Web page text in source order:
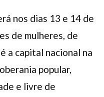
nos dias 13 e 14 de
de mulheres, de
a capital nacional na
popular,
e livre de